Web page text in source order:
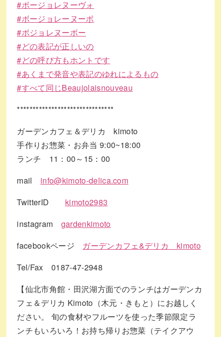
#ボージョレヌーヴォ
#ボージョレーヌーボ
#ボジョレヌーボー
#どの表記が正しいの
#どの呼び方もホントです
#あくまで発音や表記のゆれによるもの
#すべて同じBeaujolaisnouveau
*******************************
ガーデンカフェ＆デリカ kimoto
手作りお惣菜・お弁当 9:00~18:00
ランチ 11：00～15：00
mail info@kimoto-delica.com
TwitterID kimoto2983
instagram gardenkimoto
facebookページ ガーデンカフェ&デリカ kimoto
Tel/Fax 0187-47-2948
【仙北市角館・田沢湖方面でのランチはガーデンカ
フェ＆デリカ Kimoto（木元・きもと）にお越しく
ださい。 旬の食材やフルーツを使った季節限定ラ
ンチもいろいろ！お持ち帰りお惣菜（テイクアウ